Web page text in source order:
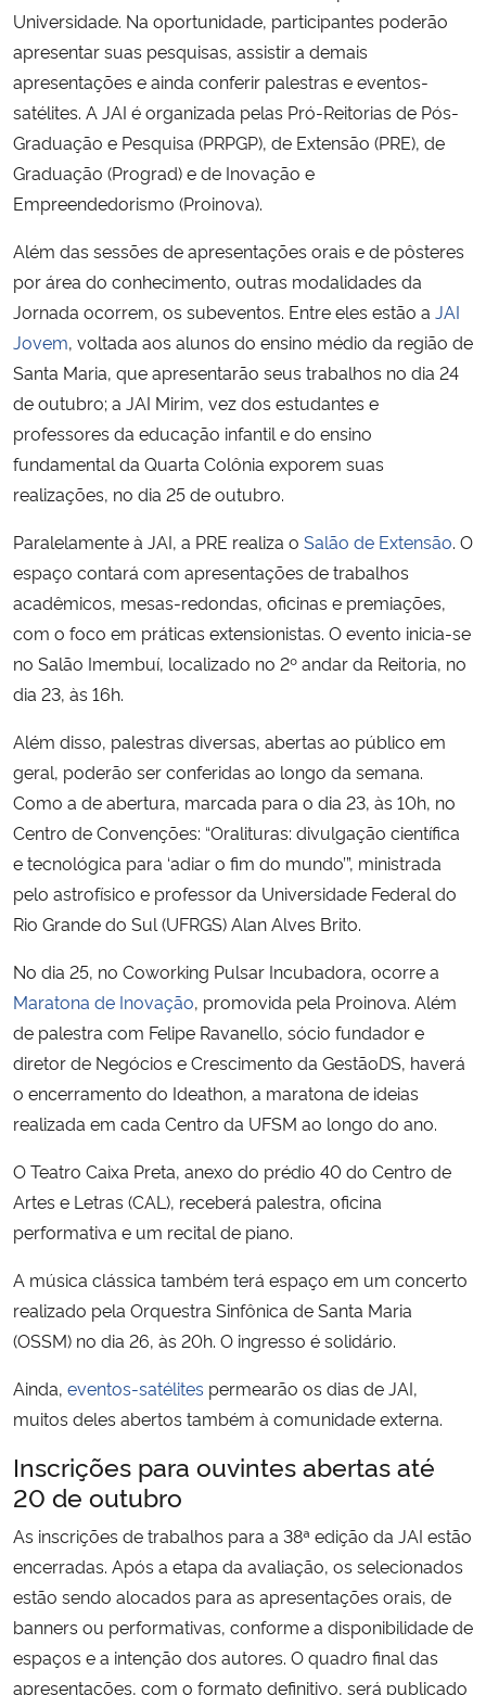
Ministério do Turismo
Ministério do Desenvolvimento Regional
Controladoria-Geral da União
Secretaria-Geral
Secretaria de Governo
Gabinete de Segurança Institucional
Advocacia-Geral da União
Planalto
Universidade. Na oportunidade, participantes poderão
apresentar suas pesquisas, assistir a demais
apresentações e ainda conferir palestras e eventos-
satélites. A JAI é organizada pelas Pró-Reitorias de Pós-
Graduação e Pesquisa (PRPGP), de Extensão (PRE), de
Graduação (Prograd) e de Inovação e
Empreendedorismo (Proinova).
Além das sessões de apresentações orais e de pôsteres
por área do conhecimento, outras modalidades da
Jornada ocorrem, os subeventos. Entre eles estão a JAI
Jovem, voltada aos alunos do ensino médio da região de
Santa Maria, que apresentarão seus trabalhos no dia 24
de outubro; a JAI Mirim, vez dos estudantes e
professores da educação infantil e do ensino
fundamental da Quarta Colônia exporem suas
realizações, no dia 25 de outubro.
Paralelamente à JAI, a PRE realiza o Salão de Extensão. O
espaço contará com apresentações de trabalhos
acadêmicos, mesas-redondas, oficinas e premiações,
com o foco em práticas extensionistas. O evento inicia-se
no Salão Imembuí, localizado no 2º andar da Reitoria, no
dia 23, às 16h.
Além disso, palestras diversas, abertas ao público em
geral, poderão ser conferidas ao longo da semana.
Como a de abertura, marcada para o dia 23, às 10h, no
Centro de Convenções: “Oralituras: divulgação científica
e tecnológica para ‘adiar o fim do mundo’”, ministrada
pelo astrofísico e professor da Universidade Federal do
Rio Grande do Sul (UFRGS) Alan Alves Brito.
No dia 25, no Coworking Pulsar Incubadora, ocorre a
Maratona de Inovação, promovida pela Proinova. Além
de palestra com Felipe Ravanello, sócio fundador e
diretor de Negócios e Crescimento da GestãoDS, haverá
o encerramento do Ideathon, a maratona de ideias
realizada em cada Centro da UFSM ao longo do ano.
O Teatro Caixa Preta, anexo do prédio 40 do Centro de
Artes e Letras (CAL), receberá palestra, oficina
performativa e um recital de piano.
A música clássica também terá espaço em um concerto
realizado pela Orquestra Sinfônica de Santa Maria
(OSSM) no dia 26, às 20h. O ingresso é solidário.
Ainda, eventos-satélites permearão os dias de JAI,
muitos deles abertos também à comunidade externa.
Inscrições para ouvintes abertas até
20 de outubro
As inscrições de trabalhos para a 38ª edição da JAI estão
encerradas. Após a etapa da avaliação, os selecionados
estão sendo alocados para as apresentações orais, de
banners ou performativas, conforme a disponibilidade de
espaços e a intenção dos autores. O quadro final das
apresentações, com o formato definitivo, será publicado